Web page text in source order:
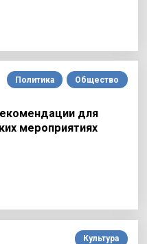
Политика
Общество
для
мероприятиях
Культура